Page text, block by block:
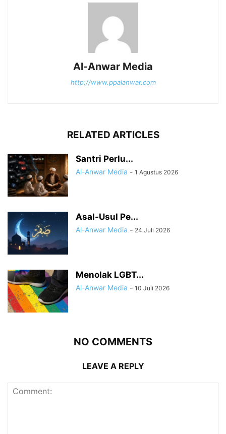
Al-Anwar Media
http://www.ppalanwar.com
RELATED ARTICLES
Santri Perlu...
Al-Anwar Media - 1 Agustus 2026
Asal-Usul Pe...
Al-Anwar Media - 24 Juli 2026
Menolak LGBT...
Al-Anwar Media - 10 Juli 2026
NO COMMENTS
LEAVE A REPLY